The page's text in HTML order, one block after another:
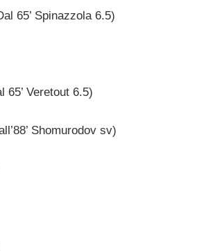
65’ Spinazzola 6.5)
65’ Veretout 6.5)
Shomurodov sv)